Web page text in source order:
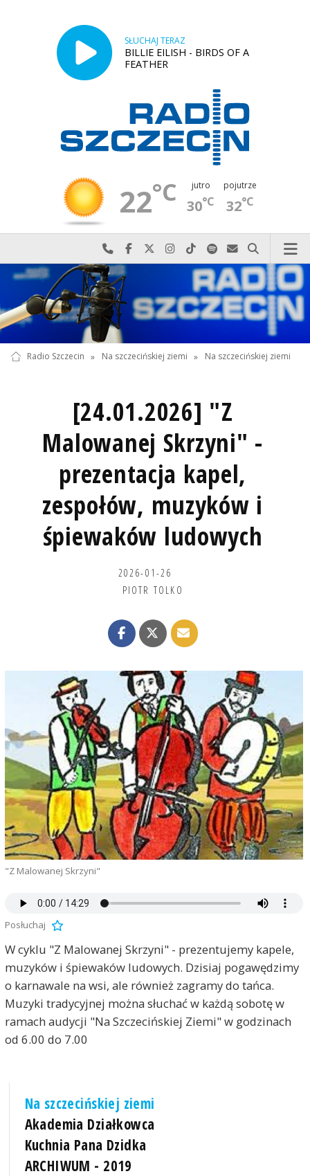
SŁUCHAJ TERAZ
BILLIE EILISH - BIRDS OF A
FEATHER
22°C jutro
30°C
pojutrze
32°C
Najlepiej po prostu do nas zadzwoń
Odwiedź nas na Facebook-u
Odwiedź nas na X
Odwiedź nas na Instagram-ie
Odwiedź nas na TikTok-u
Szukaj nas na Spotify
Wyślij do nas
Szukaj
Radio Szczecin » Na szczecińskiej ziemi » Na szczecińskiej ziemi
[24.01.2026] "Z
Malowanej Skrzyni" -
prezentacja kapel,
zespołów, muzyków i
śpiewaków ludowych
2026-01-26
PIOTR TOLKO
"Z Malowanej Skrzyni"
Posłuchaj
W cyklu "Z Malowanej Skrzyni" - prezentujemy kapele,
muzyków i śpiewaków ludowych. Dzisiaj pogawędzimy
o karnawale na wsi, ale również zagramy do tańca.
Muzyki tradycyjnej można słuchać w każdą sobotę w
ramach audycji "Na Szczecińskiej Ziemi" w godzinach
od 6.00 do 7.00
Na szczecińskiej ziemi
Akademia Działkowca
Kuchnia Pana Dzidka
ARCHIWUM - 2019